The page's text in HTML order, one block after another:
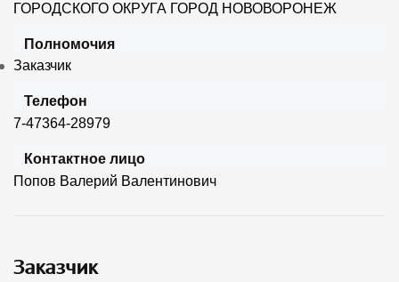
ГОРОДСКОГО ОКРУГА ГОРОД НОВОВОРОНЕЖ
Полномочия
Заказчик
Телефон
7-47364-28979
Контактное лицо
Попов Валерий Валентинович
Заказчик